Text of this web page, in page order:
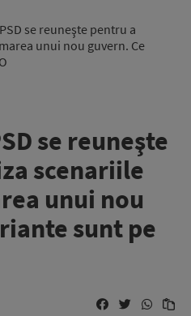
se reuneşte pentru a
unui nou guvern. Ce
se reuneşte
scenariile
unui nou
sunt pe